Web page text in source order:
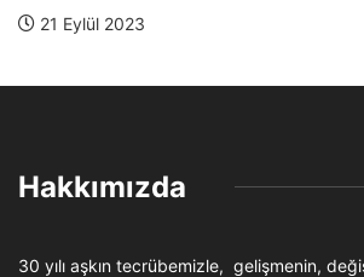
21 Eylül 2023
Hakkımızda
30 yılı aşkın tecrübemizle, gelişmenin,